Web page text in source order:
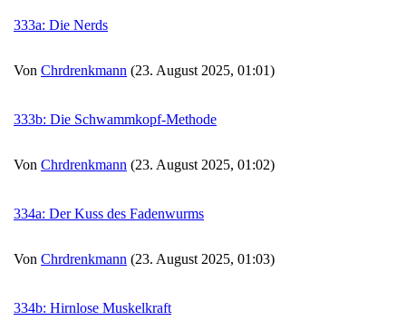
333a: Die Nerds
Von Chrdrenkmann (23. August 2025, 01:01)
333b: Die Schwammkopf-Methode
Von Chrdrenkmann (23. August 2025, 01:02)
334a: Der Kuss des Fadenwurms
Von Chrdrenkmann (23. August 2025, 01:03)
334b: Hirnlose Muskelkraft